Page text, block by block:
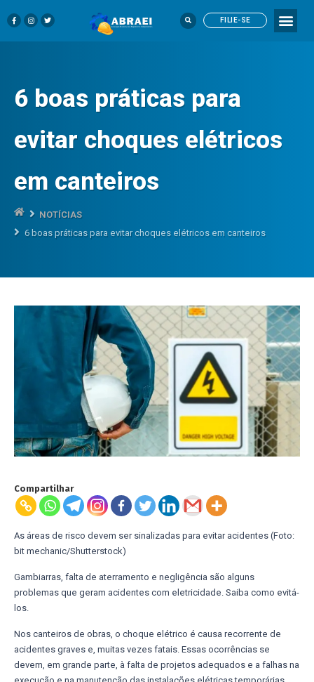
FILIE-SE
6 boas práticas para
evitar choques elétricos
em canteiros
NOTÍCIAS
6 boas práticas para evitar choques elétricos em canteiros
Compartilhar
As áreas de risco devem ser sinalizadas para evitar acidentes (Foto:
bit mechanic/Shutterstock)
Gambiarras, falta de aterramento e negligência são alguns
problemas que geram acidentes com eletricidade. Saiba como evitá-
los.
Nos canteiros de obras, o choque elétrico é causa recorrente de
acidentes graves e, muitas vezes fatais. Essas ocorrências se
devem, em grande parte, à falta de projetos adequados e a falhas na